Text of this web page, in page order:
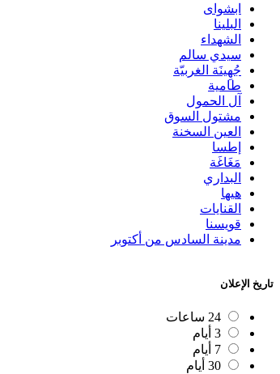
ابشواى
البلينا
الشهداء
سيدي سالم
جُهِينَة الغربيّة
طامية
آل الحمول
مشتول السوق
العين السخنة
إطسا
مَغَاغَة
البداري
هيها
القنايات
قويسنا
مدينة السادس من أكتوبر
تاريخ الإعلان
24 ساعات
3 أيام
7 أيام
30 أيام